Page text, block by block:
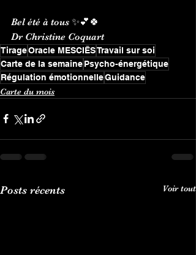
Bel été à tous ✨💕🍀
Dr Christine Coquart
TirageOracle MESCIĒSTravail sur soi
Carte de la semainePsycho-énergétique
Régulation émotionnelleGuidance
Carte du mois
Posts récents Voir tout